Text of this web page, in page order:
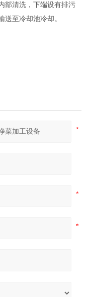
部清洗，下端设有排污
送至冷却池冷却。